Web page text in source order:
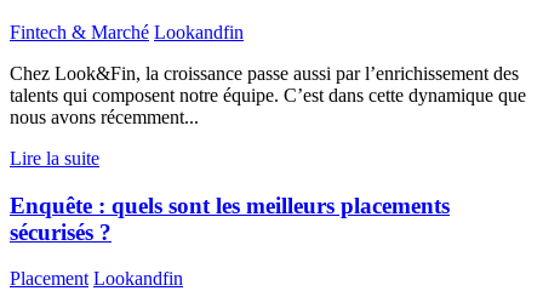
Fintech & Marché Lookandfin
Chez Look&Fin, la croissance passe aussi par l’enrichissement des
talents qui composent notre équipe. C’est dans cette dynamique que
nous avons récemment...
Lire la suite
Enquête : quels sont les meilleurs placements
sécurisés ?
Placement Lookandfin